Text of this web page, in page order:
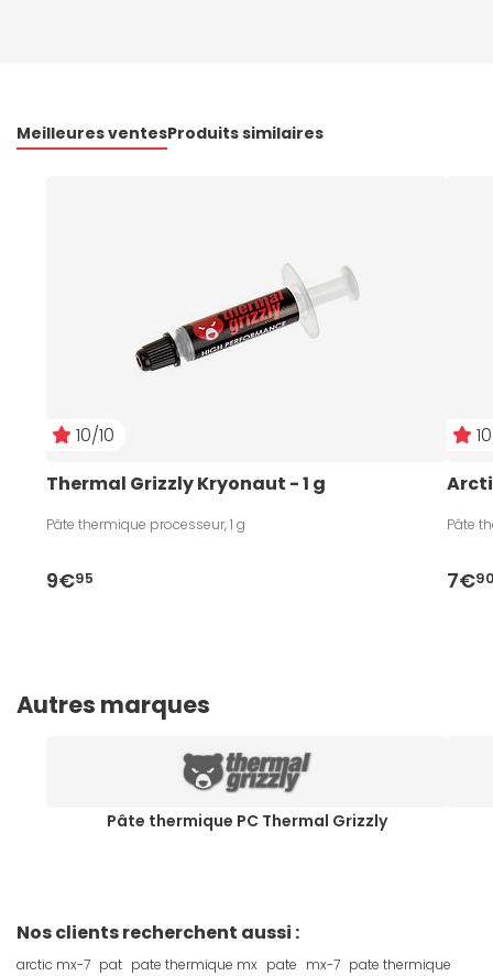
Meilleures ventesProduits similaires
10/10
Thermal Grizzly Kryonaut - 1 g
Pâte thermique processeur, 1 g
9€95
Pâte
7€
Autres marques
Pâte thermique PC Thermal Grizzly
Nos clients recherchent aussi :
arctic mx-7 pat pate thermique mx pate mx-7 pate thermique